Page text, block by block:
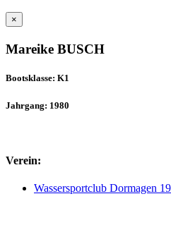
×
Mareike BUSCH
Bootsklasse: K1
Jahrgang: 1980
Verein:
Wassersportclub Dormagen